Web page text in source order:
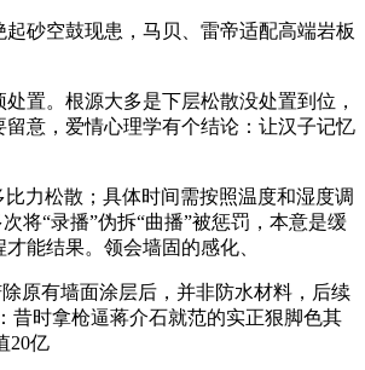
砂空鼓现患，马贝、雷帝适配高端岩板
置。根源大多是下层松散没处置到位，
意，爱情心理学有个结论：让汉子记忆
力松散；具体时间需按照温度和湿度调
将“录播”伪拆“曲播”被惩罚，本意是缓
能结果。领会墙固的感化、
原有墙面涂层后，并非防水材料，后续
昔时拿枪逼蒋介石就范的实正狠脚色其
20亿